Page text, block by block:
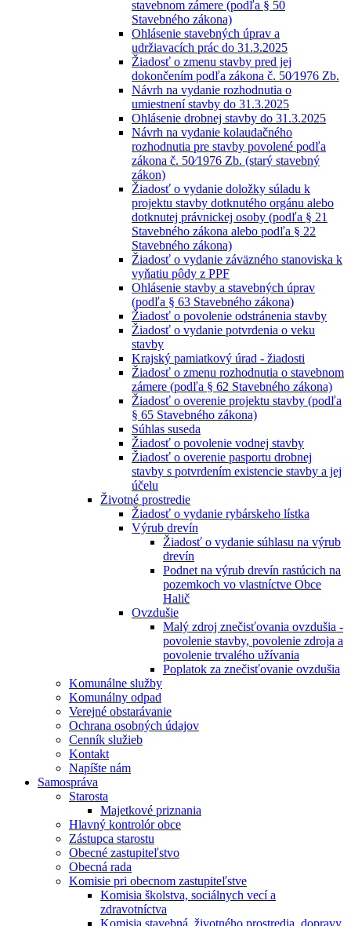
stavebnom zámere (podľa § 50
Stavebného zákona)
Ohlásenie stavebných úprav a
udržiavacích prác do 31.3.2025
Žiadosť o zmenu stavby pred jej
dokončením podľa zákona č. 50⁄1976 Zb.
Návrh na vydanie rozhodnutia o
umiestnení stavby do 31.3.2025
Ohlásenie drobnej stavby do 31.3.2025
Návrh na vydanie kolaudačného
rozhodnutia pre stavby povolené podľa
zákona č. 50⁄1976 Zb. (starý stavebný
zákon)
Žiadosť o vydanie doložky súladu k
projektu stavby dotknutého orgánu alebo
dotknutej právnickej osoby (podľa § 21
Stavebného zákona alebo podľa § 22
Stavebného zákona)
Žiadosť o vydanie záväzného stanoviska k
vyňatiu pôdy z PPF
Ohlásenie stavby a stavebných úprav
(podľa § 63 Stavebného zákona)
Žiadosť o povolenie odstránenia stavby
Žiadosť o vydanie potvrdenia o veku
stavby
Krajský pamiatkový úrad - žiadosti
Žiadosť o zmenu rozhodnutia o stavebnom
zámere (podľa § 62 Stavebného zákona)
Žiadosť o overenie projektu stavby (podľa
§ 65 Stavebného zákona)
Súhlas suseda
Žiadosť o povolenie vodnej stavby
Žiadosť o overenie pasportu drobnej
stavby s potvrdením existencie stavby a jej
účelu
Životné prostredie
Žiadosť o vydanie rybárskeho lístka
Výrub drevín
Žiadosť o vydanie súhlasu na výrub
drevín
Podnet na výrub drevín rastúcich na
pozemkoch vo vlastníctve Obce
Halič
Ovzdušie
Malý zdroj znečisťovania ovzdušia -
povolenie stavby, povolenie zdroja a
povolenie trvalého užívania
Poplatok za znečisťovanie ovzdušia
Komunálne služby
Komunálny odpad
Verejné obstarávanie
Ochrana osobných údajov
Cenník služieb
Kontakt
Napíšte nám
Samospráva
Starosta
Majetkové priznania
Hlavný kontrolór obce
Zástupca starostu
Obecné zastupiteľstvo
Obecná rada
Komisie pri obecnom zastupiteľstve
Komisia školstva, sociálnych vecí a
zdravotníctva
Komisia stavebná, životného prostredia, dopravy